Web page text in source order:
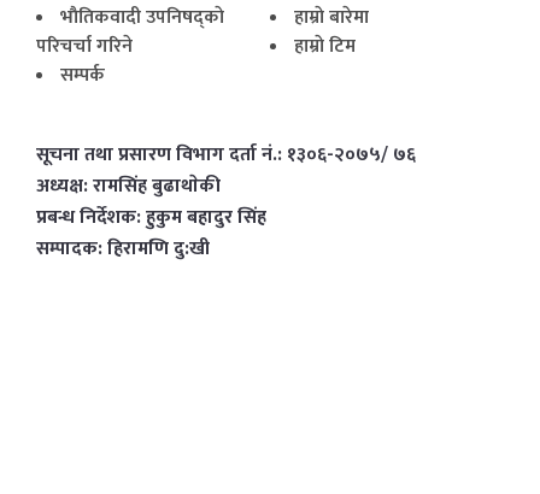
भाैतिकवादी उपनिषद्काे
परिचर्चा गरिने
हाम्राे बारेमा
हाम्राे टिम
सम्पर्क
सूचना तथा प्रसारण विभाग दर्ता नं.: १३०६-२०७५/ ७६
अध्यक्ष: रामसिंह बुढाथाेकी
प्रबन्ध निर्देशक: हुकुम बहादुर सिंह
सम्पादक: हिरामणि दु:खी